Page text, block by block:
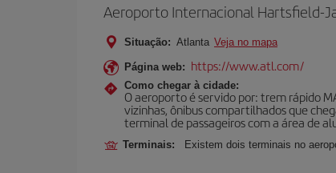
Aeroporto Internacional Hartsfield-
Situação: Atlanta Veja no mapa
Página web: https://www.atl.com/
Como chegar à cidade:
O aeroporto é servido por: trem rápido
vizinhas, ônibus compartilhados que
terminal de passageiros com a área de
Terminais: Existem dois terminais no